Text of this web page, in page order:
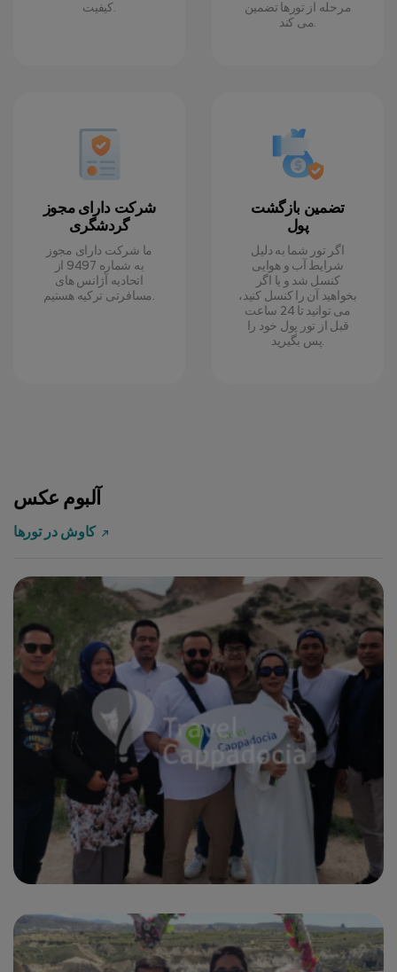
کیفیت.
مرحله از تورها تضمین
می کند.
شرکت دارای مجوز
گردشگری
ما شرکت دارای مجوز
به شماره 9497 از
اتحادیه آژانس های
مسافرتی ترکیه هستیم.
تضمین بازگشت
پول
اگر تور شما به دلیل
شرایط آب و هوایی
کنسل شد و یا اگر
بخواهید آن را کنسل کنید،
می توانید تا 24 ساعت
قبل از تور پول خود را
پس بگیرید.
آلبوم عکس
کاوش در تورها